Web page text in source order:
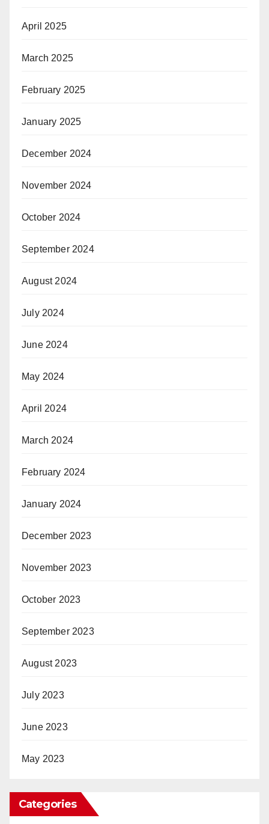
April 2025
March 2025
February 2025
January 2025
December 2024
November 2024
October 2024
September 2024
August 2024
July 2024
June 2024
May 2024
April 2024
March 2024
February 2024
January 2024
December 2023
November 2023
October 2023
September 2023
August 2023
July 2023
June 2023
May 2023
Categories